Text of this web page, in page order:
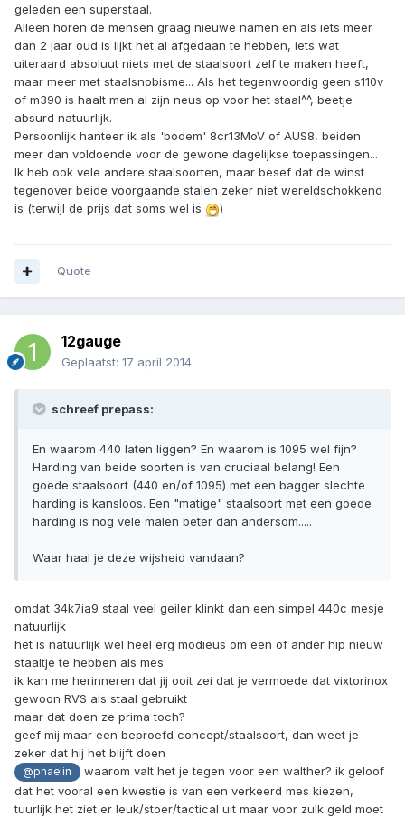
geleden een superstaal.
Alleen horen de mensen graag nieuwe namen en als iets meer
dan 2 jaar oud is lijkt het al afgedaan te hebben, iets wat
uiteraard absoluut niets met de staalsoort zelf te maken heeft,
maar meer met staalsnobisme... Als het tegenwoordig geen s110v
of m390 is haalt men al zijn neus op voor het staal^^, beetje
absurd natuurlijk.
Persoonlijk hanteer ik als 'bodem' 8cr13MoV of AUS8, beiden
meer dan voldoende voor de gewone dagelijkse toepassingen...
Ik heb ook vele andere staalsoorten, maar besef dat de winst
tegenover beide voorgaande stalen zeker niet wereldschokkend
is (terwijl de prijs dat soms wel is
)
Quote
12gauge
Geplaatst: 17 april 2014
schreef prepass:
En waarom 440 laten liggen? En waarom is 1095 wel fijn?
Harding van beide soorten is van cruciaal belang! Een
goede staalsoort (440 en/of 1095) met een bagger slechte
harding is kansloos. Een "matige" staalsoort met een goede
harding is nog vele malen beter dan andersom.....
Waar haal je deze wijsheid vandaan?
omdat 34k7ia9 staal veel geiler klinkt dan een simpel 440c mesje
natuurlijk
het is natuurlijk wel heel erg modieus om een of ander hip nieuw
staaltje te hebben als mes
ik kan me herinneren dat jij ooit zei dat je vermoede dat vixtorinox
gewoon RVS als staal gebruikt
maar dat doen ze prima toch?
geef mij maar een beproefd concept/staalsoort, dan weet je
zeker dat hij het blijft doen
@phaelin
waarom valt het je tegen voor een walther? ik geloof
dat het vooral een kwestie is van een verkeerd mes kiezen,
tuurlijk het ziet er leuk/stoer/tactical uit maar voor zulk geld moet